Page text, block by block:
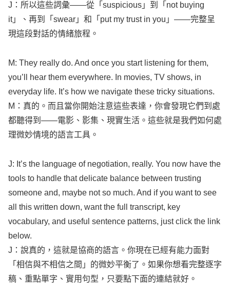
J：所以這些詞彙——從「 suspicious 」到「not buying
it」、再到「 swear 」和「 putmy trustin you」——完整呈
現這段對話的情緒旅程。
M: They really do. And once you start listening for them,
you’ll
hear them everywhere. In movies, TV shows, in
everyday life. It’s how we navigate these tricky situations.
M：真的。而且當你開始注意這些表達，你會發現它們到處
都聽得到——電影、影集、現實生活。這些就是我們如何處
理微妙情境的語言工具。
J: It’s the language of negotiation, really. You now have the
tools to handle thatdelicate balance between trusting
someone and, maybe not so much. And if you wantto see
all
this written down, wantthe full transcript, key
vocabulary, and useful sentence patterns, justclick the link
below.
J：說真的，這就是協商的語言。你現在已經有能力面對
「相信與不相信之間」的微妙平衡了。如果你想看完整逐字
稿、重點單字、實用句型，只要點下面的連結就好。